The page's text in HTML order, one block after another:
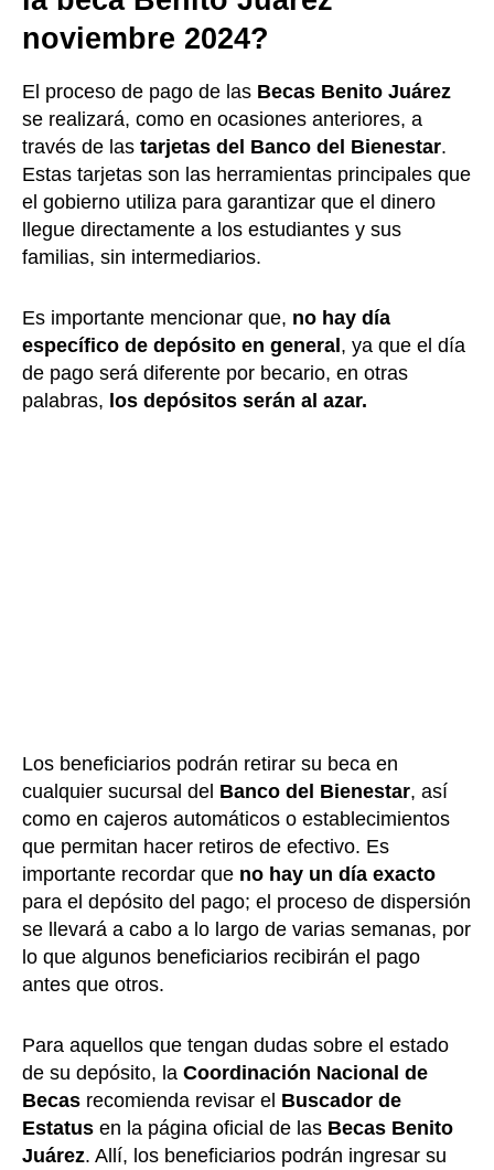
noviembre 2024?
El proceso de pago de las Becas Benito Juárez
se realizará, como en ocasiones anteriores, a
través de las tarjetas del Banco del Bienestar.
Estas tarjetas son las herramientas principales que
el gobierno utiliza para garantizar que el dinero
llegue directamente a los estudiantes y sus
familias, sin intermediarios.
Es importante mencionar que, no hay día
específico de depósito en general, ya que el día
de pago será diferente por becario, en otras
palabras, los depósitos serán al azar.
Los beneficiarios podrán retirar su beca en
cualquier sucursal del Banco del Bienestar, así
como en cajeros automáticos o establecimientos
que permitan hacer retiros de efectivo. Es
importante recordar que no hay un día exacto
para el depósito del pago; el proceso de dispersión
se llevará a cabo a lo largo de varias semanas, por
lo que algunos beneficiarios recibirán el pago
antes que otros.
Para aquellos que tengan dudas sobre el estado
de su depósito, la Coordinación Nacional de
Becas recomienda revisar el Buscador de
Estatus en la página oficial de las Becas Benito
Juárez. Allí, los beneficiarios podrán ingresar su